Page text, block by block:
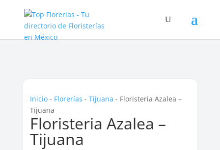
Inicio- Florerías - Tijuana - Floristeria Azalea –
Tijuana
Floristeria Azalea –
Tijuana